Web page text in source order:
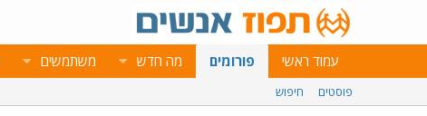
עמוד ראשי פורומים מה חדש משתמשים
פוסטים חיפוש